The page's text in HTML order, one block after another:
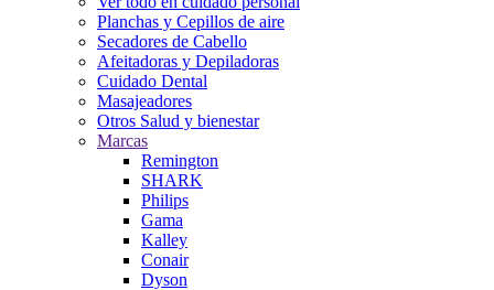
Planchas y Cepillos de aire
Secadores de Cabello
Afeitadoras y Depiladoras
Cuidado Dental
Masajeadores
Otros Salud y bienestar
Marcas
Remington
SHARK
Philips
Gama
Kalley
Conair
Dyson